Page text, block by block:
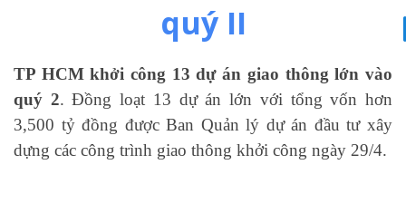
quý II
TP HCM khởi công 13 dự án giao thông lớn vào
quý 2. Đồng loạt 13 dự án lớn với tổng vốn hơn
3,500 tỷ đồng được Ban Quản lý dự án đầu tư xây
dựng các công trình giao thông khởi công ngày 29/4.